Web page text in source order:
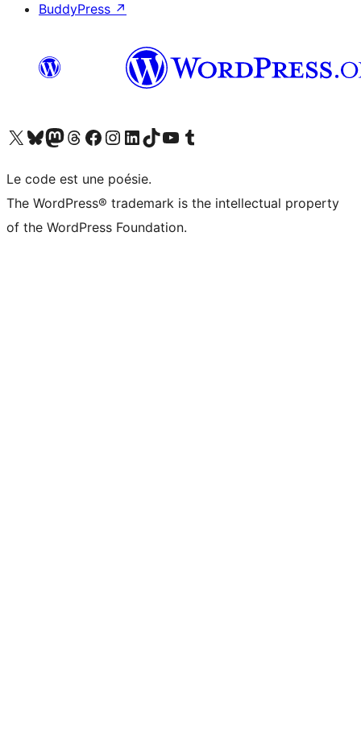
BuddyPress ↗
Visitez notre compte X (précédemment Twitter)
Visiter notre compte Bluesky
Visiter notre compte Mastodon
Visiter notre compte Threads
Consulter notre compte Facebook
Consulter notre compte Instagram
Consulter notre compte LinkedIn
Visiter notre compte TokTok
Visiter notre chaîne YouTube
Visiter notre compte Tumblr
Le code est une poésie.
The WordPress® trademark is the intellectual property
of the WordPress Foundation.